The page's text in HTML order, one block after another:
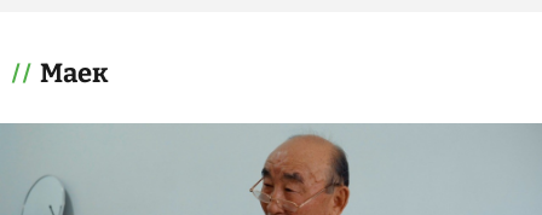
Маек